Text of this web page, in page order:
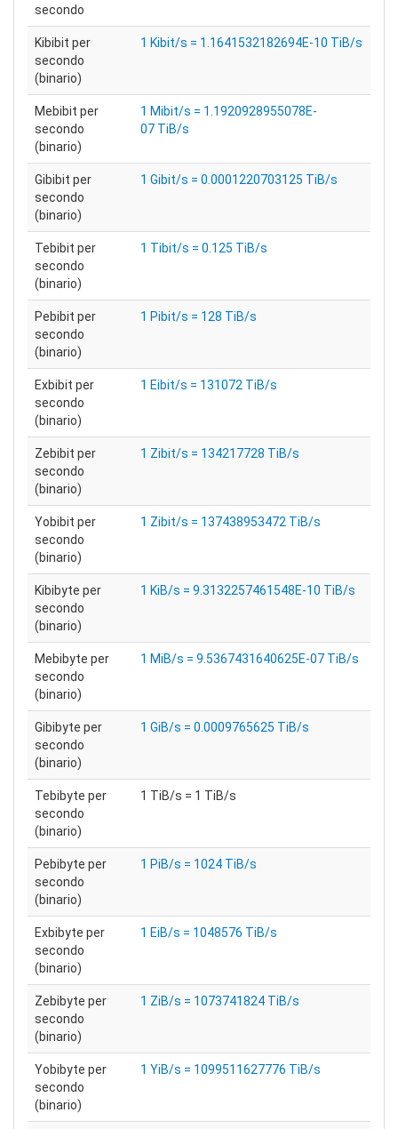
secondo
Kibibit per
secondo
(binario)
1 Kibit/s = 1.1641532182694E-10 TiB/s
Mebibit per
secondo
(binario)
1 Mibit/s = 1.1920928955078E-
07 TiB/s
Gibibit per
secondo
(binario)
1 Gibit/s = 0.0001220703125 TiB/s
Tebibit per
secondo
(binario)
1 Tibit/s = 0.125 TiB/s
Pebibit per
secondo
(binario)
1 Pibit/s = 128 TiB/s
Exbibit per
secondo
(binario)
1 Eibit/s = 131072 TiB/s
Zebibit per
secondo
(binario)
1 Zibit/s = 134217728 TiB/s
Yobibit per
secondo
(binario)
1 Zibit/s = 137438953472 TiB/s
Kibibyte per
secondo
(binario)
1 KiB/s = 9.3132257461548E-10 TiB/s
Mebibyte per
secondo
(binario)
1 MiB/s = 9.5367431640625E-07 TiB/s
Gibibyte per
secondo
(binario)
1 GiB/s = 0.0009765625 TiB/s
Tebibyte per
secondo
(binario)
1 TiB/s = 1 TiB/s
Pebibyte per
secondo
(binario)
1 PiB/s = 1024 TiB/s
Exbibyte per
secondo
(binario)
1 EiB/s = 1048576 TiB/s
Zebibyte per
secondo
(binario)
1 ZiB/s = 1073741824 TiB/s
Yobibyte per
secondo
(binario)
1 YiB/s = 1099511627776 TiB/s